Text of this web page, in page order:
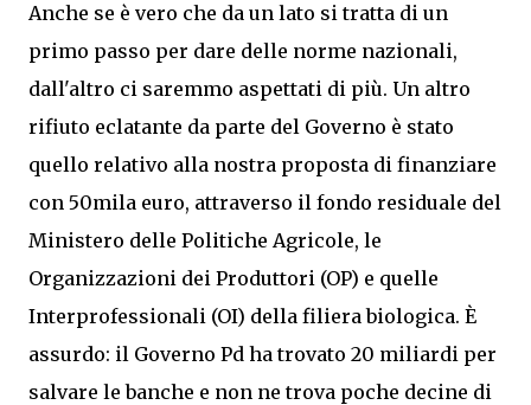
Anche se è vero che da un lato si tratta di un
primo passo per dare delle norme nazionali,
dall'altro ci saremmo aspettati di più. Un altro
rifiuto eclatante da parte del Governo è stato
quello relativo alla nostra proposta di finanziare
con 50mila euro, attraverso il fondo residuale del
Ministero delle Politiche Agricole, le
Organizzazioni dei Produttori (OP) e quelle
Interprofessionali (OI) della filiera biologica. È
assurdo: il Governo Pd ha trovato 20 miliardi per
salvare le banche e non ne trova poche decine di